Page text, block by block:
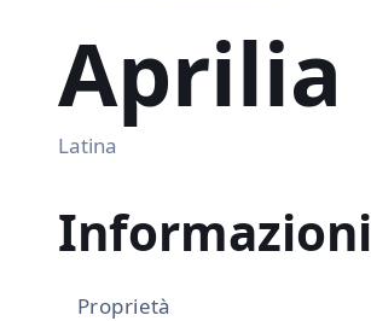
Aprilia
Latina
Informazioni
Proprietà